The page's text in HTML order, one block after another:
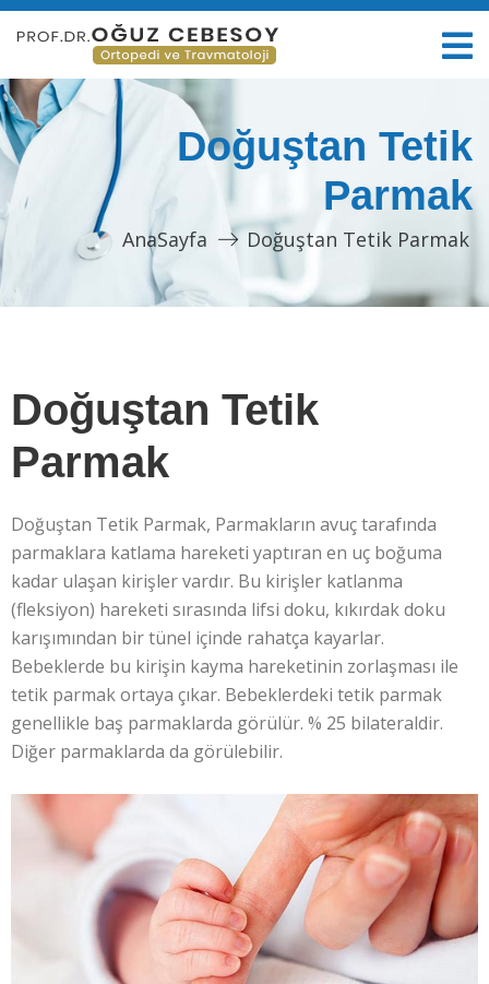
Doğuştan Tetik
Parmak
AnaSayfa Doğuştan Tetik Parmak
Doğuştan Tetik
Parmak
Doğuştan Tetik Parmak, Parmakların avuç tarafında
parmaklara katlama hareketi yaptıran en uç boğuma
kadar ulaşan kirişler vardır. Bu kirişler katlanma
(fleksiyon) hareketi sırasında lifsi doku, kıkırdak doku
karışımından bir tünel içinde rahatça kayarlar.
Bebeklerde bu kirişin kayma hareketinin zorlaşması ile
tetik parmak ortaya çıkar. Bebeklerdeki tetik parmak
genellikle baş parmaklarda görülür. % 25 bilateraldir.
Diğer parmaklarda da görülebilir.